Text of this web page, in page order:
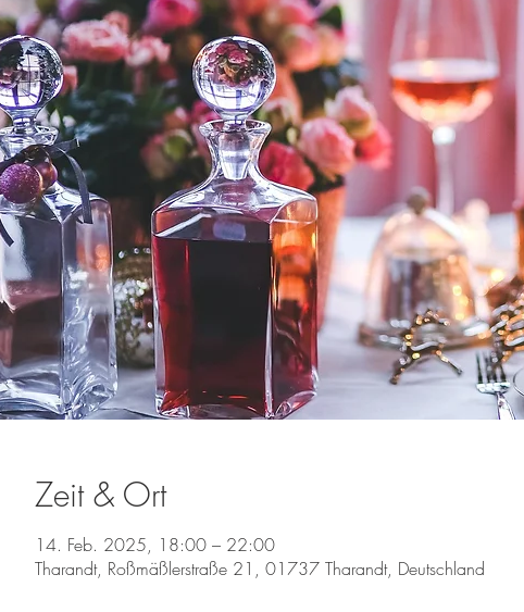
Zeit & Ort
14. Feb. 2025, 18:00 – 22:00
Tharandt, Roßmäßlerstraße 21, 01737 Tharandt, Deutschland